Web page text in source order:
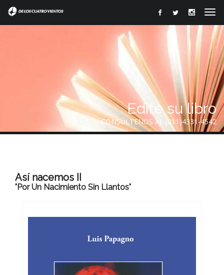
Edite su libro
CONSÚLTENOS AL (011)4331-4542
Así nacemos II
"Por Un Nacimiento Sin Llantos"